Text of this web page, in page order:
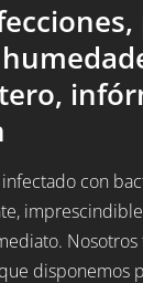
con
disponemos